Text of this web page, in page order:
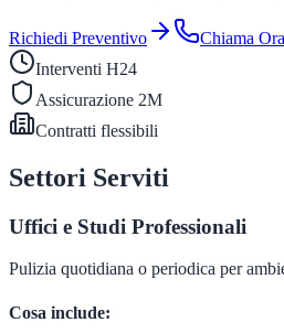
Richiedi Preventivo
Chiama Ora
Interventi H24
Assicurazione 2M
Contratti flessibili
Settori Serviti
Uffici e Studi Professionali
Pulizia quotidiana o periodica per
Cosa include: